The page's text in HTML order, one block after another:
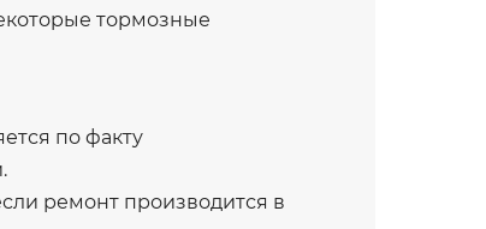
тормозные
по факту
ремонт производится в